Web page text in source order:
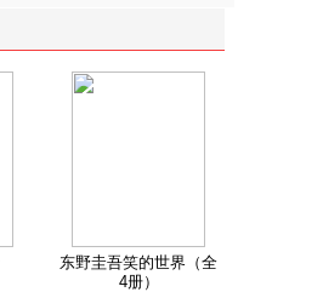
东野圭吾笑的世界（全
4册）